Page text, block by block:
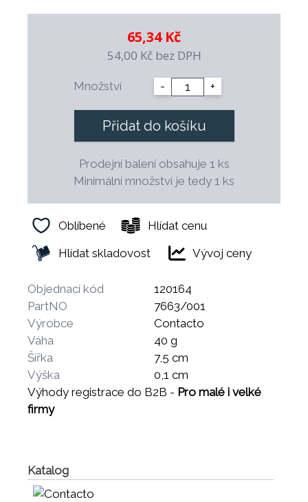
65,34 Kč
54,00 Kč bez DPH
Množství - +
Přidat do košíku
Prodejní balení obsahuje 1 ks
Minimální množství je tedy 1 ks
Oblíbené
Hlídat cenu
Hlídat skladovost
Vývoj ceny
Objednací kód
120164
PartNO
7663/001
Výrobce
Contacto
Váha
40 g
Šířka
7,5 cm
Výška
0,1 cm
Výhody registrace do B2B - Pro malé i velké
firmy
Katalog